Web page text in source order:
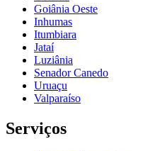
Goiânia Oeste
Inhumas
Itumbiara
Jataí
Luziânia
Senador Canedo
Uruaçu
Valparaíso
Serviços